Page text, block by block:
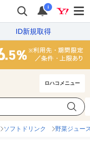
i
ID新規取得
ロハコメニュー
ソフトドリンク 野菜ジュー